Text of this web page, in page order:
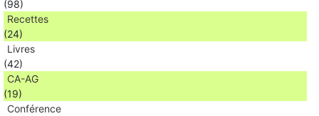
(98)
Recettes
(24)
Livres
(42)
CA-AG
(19)
Conférence